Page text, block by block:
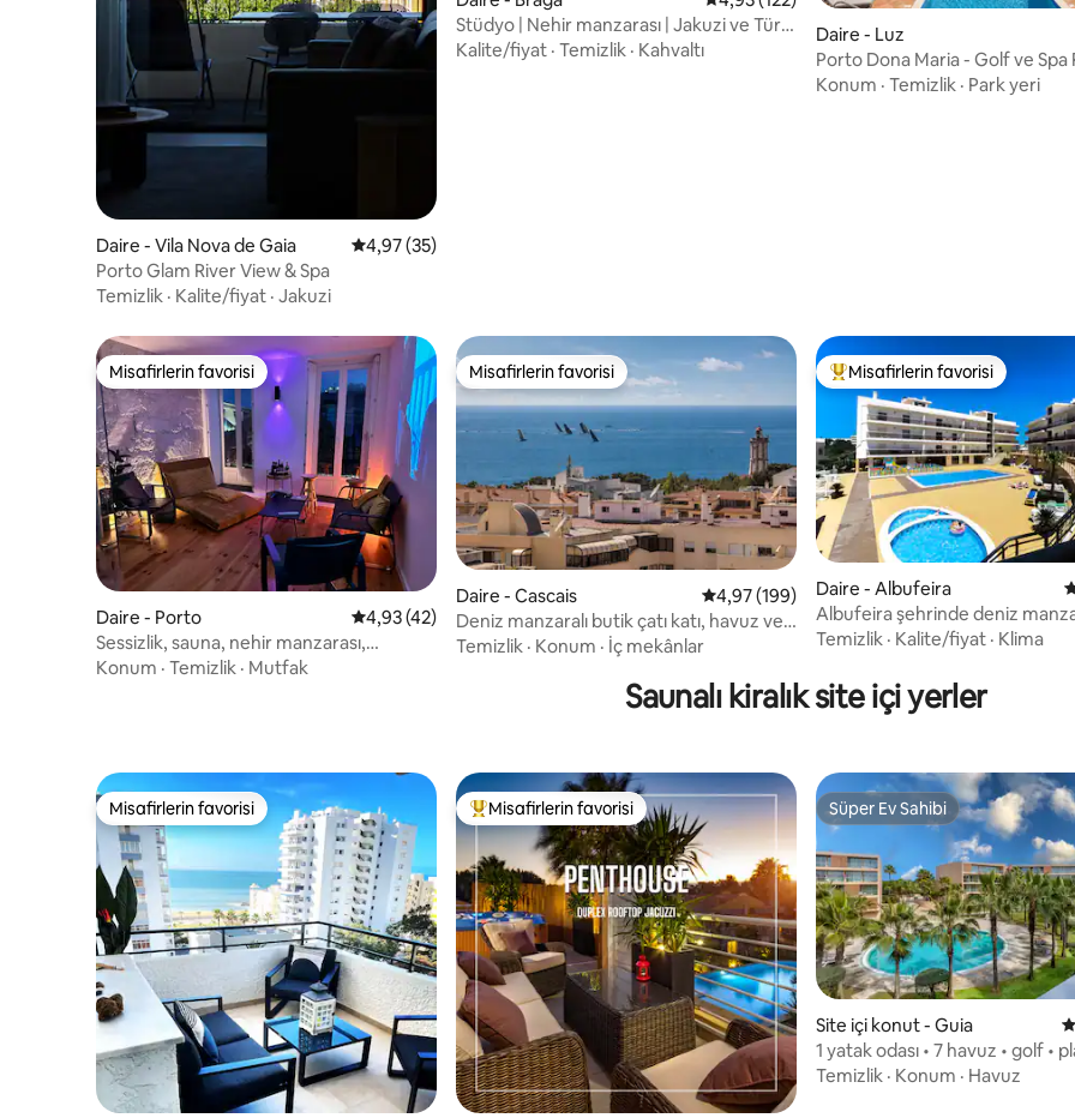
Daire - Vila Nova de Gaia 5 üzerinden ortalama 4,97 puan, 35 değerlendirme
4,97 (35)
Porto Glam River View & Spa
Temizlik · Kalite/fiyat · Jakuzi
Stüdyo | Nehir manzarası | Jakuzi ve Türk
Hamamı
Kalite/fiyat · Temizlik · Kahvaltı
Daire - Luz
Porto Dona Maria - Golf ve Spa
Konum · Temizlik · Park yeri
Misafirlerin favorisi
Misafirlerin favorisi
Daire - Porto 5 üzerinden ortalama 4,93 puan, 42 değerlendirme
4,93 (42)
Sessizlik, sauna, nehir manzarası,
benzersiz
Konum · Temizlik · Mutfak
Misafirlerin favorisi
Misafirlerin favorisi
Daire - Cascais 5 üzerinden ortalama 4,97 puan, 199
4,97 (199)
Deniz manzaralı butik çatı katı, havuz ve
otopark
Temizlik · Konum · İç mekânlar
Misafirlerin favorilerinden en
Misafirlerin favorisi
Daire - Albufeira
Albufeira şehrinde deniz
Temizlik · Kalite/fiyat · Klima
Saunalı kiralık site içi yerler
Misafirlerin favorisi
Misafirlerin favorisi Misafirlerin favorilerinden en beğenilenler arasında
Misafirlerin favorisi Süper Ev Sahibi
Süper Ev Sahibi
Site içi konut - Guia
1 yatak odası • 7 havuz • golf •
65 inç TV
Temizlik · Konum · Havuz